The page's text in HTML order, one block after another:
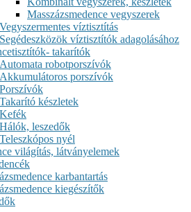
Masszázsmedence vegyszerek
Vegyszermentes víztisztítás
Segédeszközök víztisztítók adagolásához
takarítók
Automata robotporszívók
Akkumulátoros porszívók
Porszívók
Takarító készletek
Kefék
Hálók, leszedők
Teleszkópos nyél
világítás, látványelemek
karbantartás
kiegészítők